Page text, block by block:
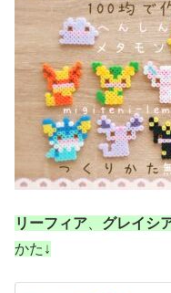
リーフィア グレイシ
かた↓